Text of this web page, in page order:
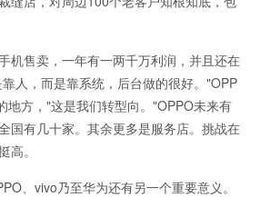
机售卖，一年有一两千万利润，并且还在
靠人，而是靠系统，后台做的很好。"OPP
地方，"这是我们转型向。"OPPO未来有
国有几十家。其余更多是服务店。挑战在
。
、vivo乃至华为还有另一个重要意义。